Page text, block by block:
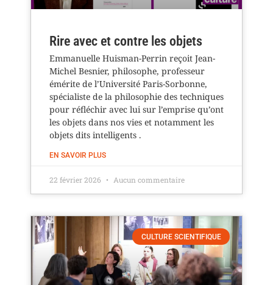
Rire avec et contre les objets
Emmanuelle Huisman-Perrin reçoit Jean-
Michel Besnier, philosophe, professeur
émérite de l’Université Paris-Sorbonne,
spécialiste de la philosophie des techniques
pour réfléchir avec lui sur l’emprise qu’ont
les objets dans nos vies et notamment les
objets dits intelligents .
EN SAVOIR PLUS
22 février 2026 Aucun commentaire
CULTURE SCIENTIFIQUE